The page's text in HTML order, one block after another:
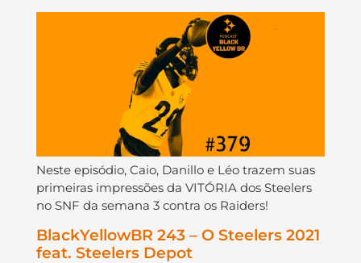
Neste episódio, Caio, Danillo e Léo trazem suas
primeiras impressões da VITÓRIA dos Steelers
no SNF da semana 3 contra os Raiders!
BlackYellowBR 243 – O Steelers 2021
feat. Steelers Depot